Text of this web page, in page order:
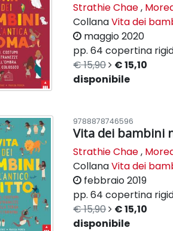
Strathie Chae,
CollanaVita dei
maggio 2020
pp. 64 copertina
€ 15,90
€ 15,10
disponibile
9788878746596
Vita dei bambini
Strathie Chae,
CollanaVita dei
febbraio 2019
pp. 64 copertina
€ 15,90
€ 15,10
disponibile